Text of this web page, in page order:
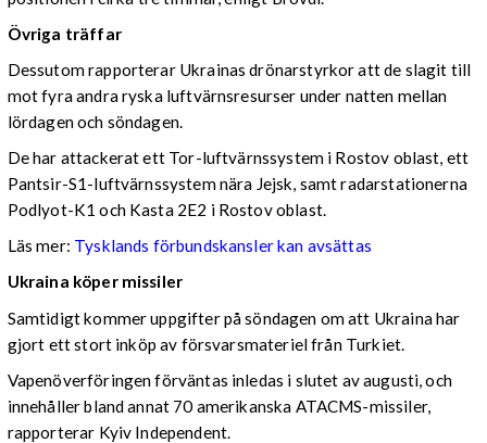
Övriga träffar
Dessutom rapporterar Ukrainas drönarstyrkor att de slagit till
mot fyra andra ryska luftvärnsresurser under natten mellan
lördagen och söndagen.
De har attackerat ett Tor-luftvärnssystem i Rostov oblast, ett
Pantsir-S1-luftvärnssystem nära Jejsk, samt radarstationerna
Podlyot-K1 och Kasta 2E2 i Rostov oblast.
Läs mer: Tysklands förbundskansler kan avsättas
Ukraina köper missiler
Samtidigt kommer uppgifter på söndagen om att Ukraina har
gjort ett stort inköp av försvarsmateriel från Turkiet.
Vapenöverföringen förväntas inledas i slutet av augusti, och
innehåller bland annat 70 amerikanska ATACMS-missiler,
rapporterar Kyiv Independent.